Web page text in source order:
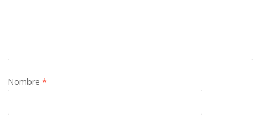
Nombre*